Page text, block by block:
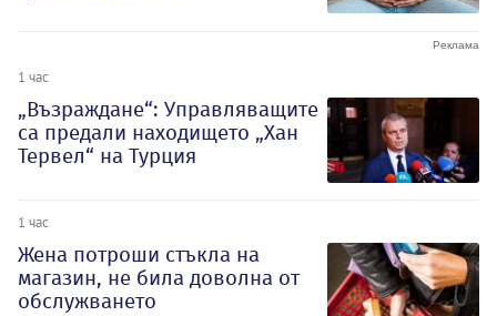
1 час
„Възраждане“: Управляващите
са предали находището „Хан
Тервел“ на Турция
1 час
Жена потроши стъкла на
магазин, не била доволна от
обслужването